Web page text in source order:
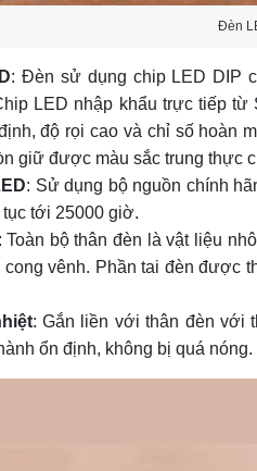
Đèn
: Đèn sử dụng chip LED DIP
LED nhập khẩu trực tiếp
độ rọi cao và chỉ số hoàn
giữ được màu sắc trung thực
: Sử dụng bộ nguồn chính
tục tới 25000 giờ.
Toàn bộ thân đèn là vật liệu
cong vênh. Phần tai đèn được
: Gắn liền với thân đèn với
ổn định, không bị quá nóng.